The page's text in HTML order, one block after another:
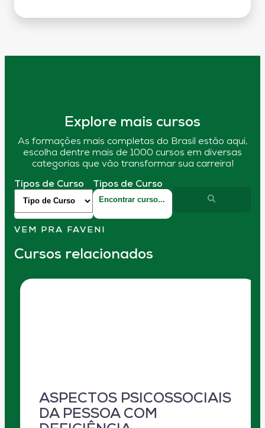
Explore mais cursos
As formações mais completas do Brasil estão aqui,
escolha dentre mais de 1000 cursos em diversas
categorias que vão transformar sua carreira!
Tipos de Curso Tipos de Curso
VEM PRA FAVENI
Cursos relacionados
ASPECTOS PSICOSSOCIAIS
DA PESSOA COM